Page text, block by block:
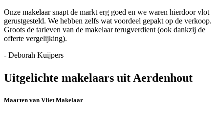
Onze makelaar snapt de markt erg goed en we waren hierdoor vlot
gerustgesteld. We hebben zelfs wat voordeel gepakt op de verkoop.
Groots de tarieven van de makelaar terugverdient (ook dankzij de
offerte vergelijking).
- Deborah Kuijpers
Uitgelichte makelaars uit Aerdenhout
Maarten van Vliet Makelaar